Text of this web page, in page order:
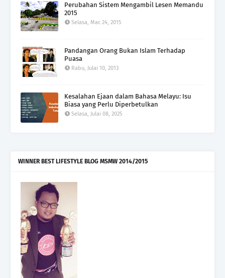
Perubahan Sistem Mengambil Lesen Memandu
2015
Selasa, Mac 24, 2015
Pandangan Orang Bukan Islam Terhadap
Puasa
Rabu, Julai 10, 2013
Kesalahan Ejaan dalam Bahasa Melayu: Isu
Biasa yang Perlu Diperbetulkan
Selasa, Julai 08, 2025
WINNER BEST LIFESTYLE BLOG MSMW 2014/2015